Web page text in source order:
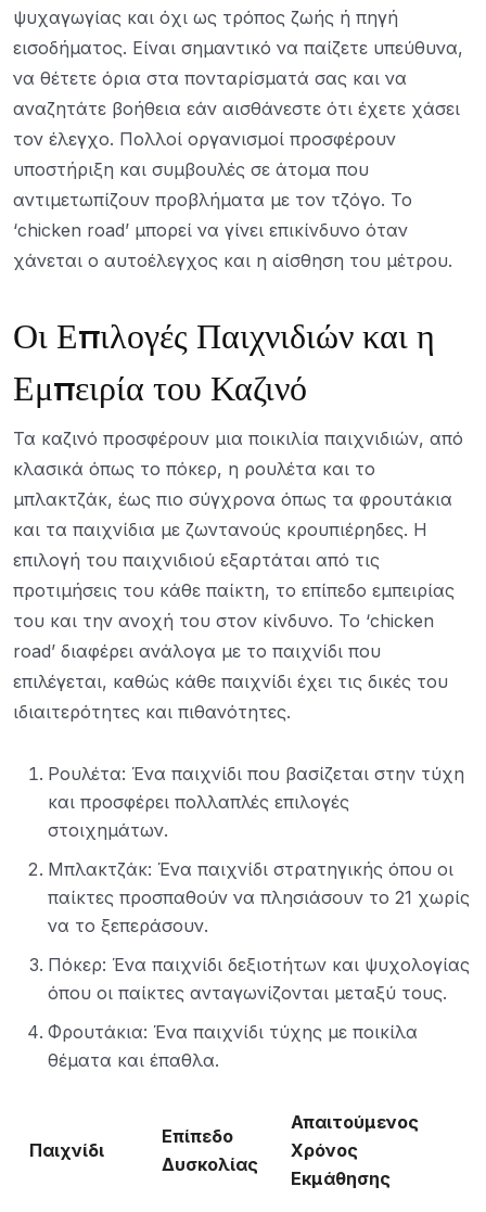
ψυχαγωγίας και όχι ως τρόπος ζωής ή πηγή
εισοδήματος. Είναι σημαντικό να παίζετε υπεύθυνα,
να θέτετε όρια στα πονταρίσματά σας και να
αναζητάτε βοήθεια εάν αισθάνεστε ότι έχετε χάσει
τον έλεγχο. Πολλοί οργανισμοί προσφέρουν
υποστήριξη και συμβουλές σε άτομα που
αντιμετωπίζουν προβλήματα με τον τζόγο. Το
‘chicken road’ μπορεί να γίνει επικίνδυνο όταν
χάνεται ο αυτοέλεγχος και η αίσθηση του μέτρου.
Οι Επιλογές Παιχνιδιών και η
Εμπειρία του Καζινό
Τα καζινό προσφέρουν μια ποικιλία παιχνιδιών, από
κλασικά όπως το πόκερ, η ρουλέτα και το
μπλακτζάκ, έως πιο σύγχρονα όπως τα φρουτάκια
και τα παιχνίδια με ζωντανούς κρουπιέρηδες. Η
επιλογή του παιχνιδιού εξαρτάται από τις
προτιμήσεις του κάθε παίκτη, το επίπεδο εμπειρίας
του και την ανοχή του στον κίνδυνο. Το ‘chicken
road’ διαφέρει ανάλογα με το παιχνίδι που
επιλέγεται, καθώς κάθε παιχνίδι έχει τις δικές του
ιδιαιτερότητες και πιθανότητες.
Ρουλέτα: Ένα παιχνίδι που βασίζεται στην τύχη
και προσφέρει πολλαπλές επιλογές
στοιχημάτων.
Μπλακτζάκ: Ένα παιχνίδι στρατηγικής όπου οι
παίκτες προσπαθούν να πλησιάσουν το 21 χωρίς
να το ξεπεράσουν.
Πόκερ: Ένα παιχνίδι δεξιοτήτων και ψυχολογίας
όπου οι παίκτες ανταγωνίζονται μεταξύ τους.
Φρουτάκια: Ένα παιχνίδι τύχης με ποικίλα
θέματα και έπαθλα.
Παιχνίδι
Επίπεδο
Δυσκολίας
Απαιτούμενος
Χρόνος
Εκμάθησης